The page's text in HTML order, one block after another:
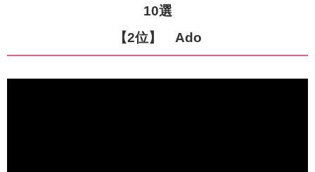
10選
【2位】 Ado